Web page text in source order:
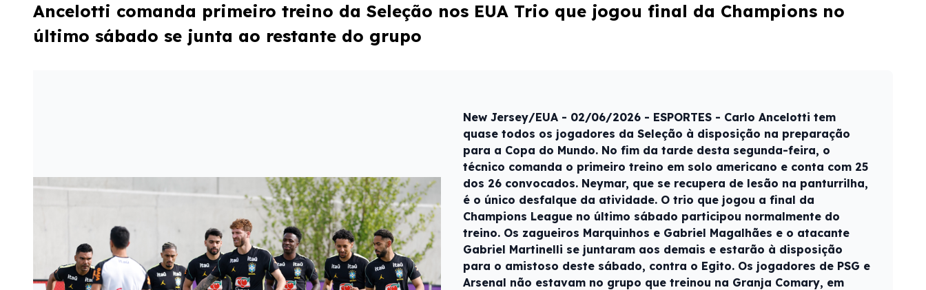
Ancelotti comanda primeiro treino da Seleção nos EUA Trio que jogou final da Champions no
último sábado se junta ao restante do grupo
New Jersey/EUA - 02/06/2026 - ESPORTES - Carlo Ancelotti tem
quase todos os jogadores da Seleção à disposição na preparação
para a Copa do Mundo. No fim da tarde desta segunda-feira, o
técnico comanda o primeiro treino em solo americano e conta com 25
dos 26 convocados. Neymar, que se recupera de lesão na panturrilha,
é o único desfalque da atividade. O trio que jogou a final da
Champions League no último sábado participou normalmente do
treino. Os zagueiros Marquinhos e Gabriel Magalhães e o atacante
Gabriel Martinelli se juntaram aos demais e estarão à disposição
para o amistoso deste sábado, contra o Egito. Os jogadores de PSG e
Arsenal não estavam no grupo que treinou na Granja Comary, em